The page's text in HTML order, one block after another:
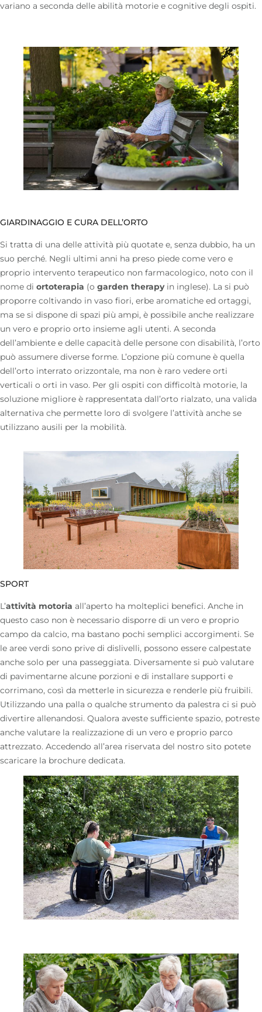
variano a seconda delle abilità motorie e cognitive degli ospiti.
GIARDINAGGIO E CURA DELL’ORTO
Si tratta di una delle attività più quotate e, senza dubbio, ha un
suo perché. Negli ultimi anni ha preso piede come vero e
proprio intervento terapeutico non farmacologico, noto con il
nome di ortoterapia (o garden therapyin inglese). La si può
proporre coltivando in vaso fiori, erbe aromatiche ed ortaggi,
ma se si dispone di spazi più ampi, è possibile anche realizzare
un vero e proprio orto insieme agli utenti. A seconda
dell’ambiente e delle capacità delle persone con disabilità, l’orto
può assumere diverse forme. L’opzione più comune è quella
dell’orto interrato orizzontale, ma non è raro vedere orti
verticali o orti in vaso. Per gli ospiti con difficoltà motorie, la
soluzione migliore è rappresentata dall’orto rialzato, una valida
alternativa che permette loro di svolgere l’attività anche se
utilizzano ausili per la mobilità.
SPORT
L’attività motoria all’aperto ha molteplici benefici. Anche in
questo caso non è necessario disporre di un vero e proprio
campo da calcio, ma bastano pochi semplici accorgimenti. Se
le aree verdi sono prive di dislivelli, possono essere calpestate
anche solo per una passeggiata. Diversamente si può valutare
di pavimentarne alcune porzioni e di installare supporti e
corrimano, così da metterle in sicurezza e renderle più fruibili.
Utilizzando una palla o qualche strumento da palestra ci si può
divertire allenandosi. Qualora aveste sufficiente spazio, potreste
anche valutare la realizzazione di un vero e proprio parco
attrezzato. Accedendo all’area riservata del nostro sito potete
scaricare la brochure dedicata.